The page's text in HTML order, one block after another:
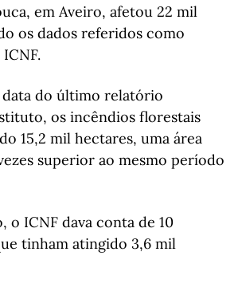
em Aveiro, afetou 22 mil
os dados referidos como
data do último relatório
os incêndios florestais
15,2 mil hectares, uma área
superior ao mesmo período
o ICNF dava conta de 10
tinham atingido 3,6 mil